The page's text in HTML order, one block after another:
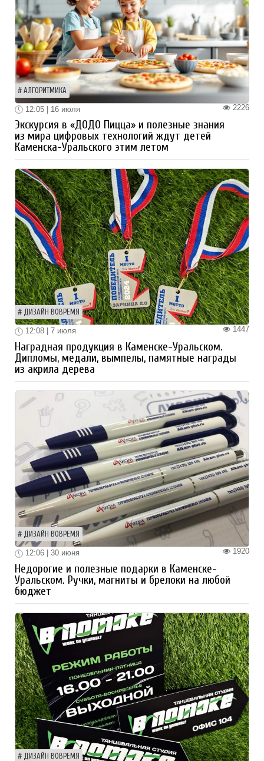
АЛГОРИТМИКА
2226
12:05 | 16 июля
Экскурсия в «ДОДО Пицца» и полезные знания
из мира цифровых технологий ждут детей
Каменска-Уральского этим летом
ДИЗАЙН ВОВРЕМЯ
1447
12:08 | 7 июля
Наградная продукция в Каменске-Уральском.
Дипломы, медали, вымпелы, памятные награды
из акрила дерева
ДИЗАЙН ВОВРЕМЯ
1920
12:06 | 30 июня
Недорогие и полезные подарки в Каменске-
Уральском. Ручки, магниты и брелоки на любой
бюджет
ДИЗАЙН ВОВРЕМЯ